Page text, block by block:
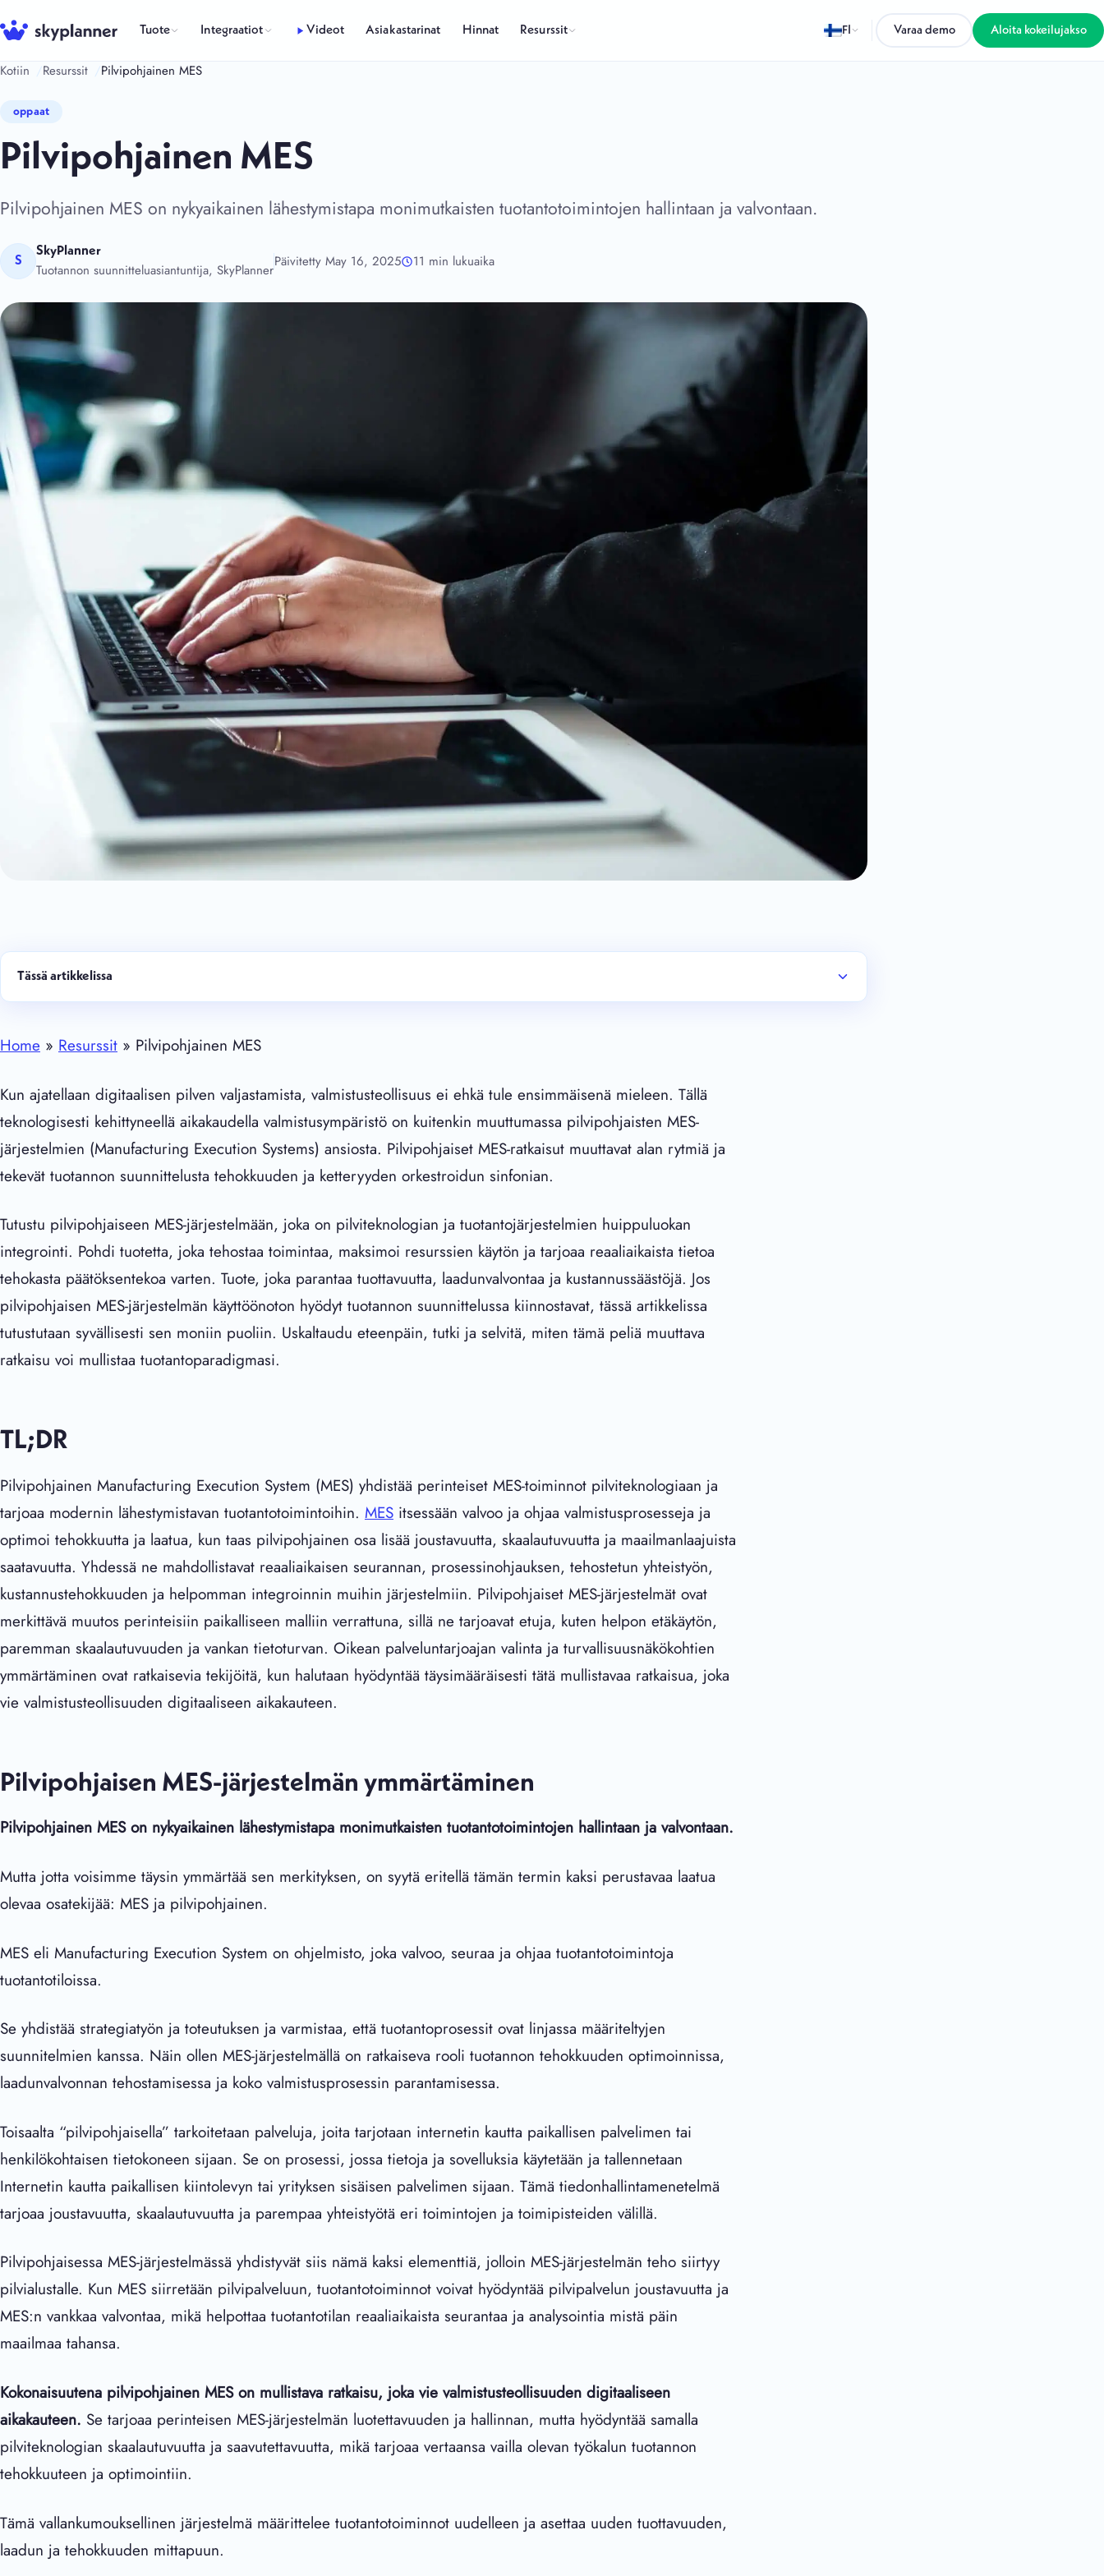
sisältöön
Tuote Integraatiot Videot Asiakastarinat Hinnat Resurssit FI Varaa demo Aloita kokeilujakso
Kotiin Resurssit Pilvipohjainen MES
oppaat
Pilvipohjainen MES
Pilvipohjainen MES on nykyaikainen lähestymistapa monimutkaisten tuotantotoimintojen hallintaan ja valvontaan.
S
SkyPlanner
Tuotannon suunnitteluasiantuntija, SkyPlannerPäivitetty May 16, 2025 11 min lukuaika
Tässä artikkelissa
Home » Resurssit » Pilvipohjainen MES
Kun ajatellaan digitaalisen pilven valjastamista, valmistusteollisuus ei ehkä tule ensimmäisenä mieleen. Tällä
teknologisesti kehittyneellä aikakaudella valmistusympäristö on kuitenkin muuttumassa pilvipohjaisten MES-
järjestelmien (Manufacturing Execution Systems) ansiosta. Pilvipohjaiset MES-ratkaisut muuttavat alan rytmiä ja
tekevät tuotannon suunnittelusta tehokkuuden ja ketteryyden orkestroidun sinfonian.
Tutustu pilvipohjaiseen MES-järjestelmään, joka on pilviteknologian ja tuotantojärjestelmien huippuluokan
integrointi. Pohdi tuotetta, joka tehostaa toimintaa, maksimoi resurssien käytön ja tarjoaa reaaliaikaista tietoa
tehokasta päätöksentekoa varten. Tuote, joka parantaa tuottavuutta, laadunvalvontaa ja kustannussäästöjä. Jos
pilvipohjaisen MES-järjestelmän käyttöönoton hyödyt tuotannon suunnittelussa kiinnostavat, tässä artikkelissa
tutustutaan syvällisesti sen moniin puoliin. Uskaltaudu eteenpäin, tutki ja selvitä, miten tämä peliä muuttava
ratkaisu voi mullistaa tuotantoparadigmasi.
TL;DR
Pilvipohjainen Manufacturing Execution System (MES) yhdistää perinteiset MES-toiminnot pilviteknologiaan ja
tarjoaa modernin lähestymistavan tuotantotoimintoihin. MES itsessään valvoo ja ohjaa valmistusprosesseja ja
optimoi tehokkuutta ja laatua, kun taas pilvipohjainen osa lisää joustavuutta, skaalautuvuutta ja maailmanlaajuista
saatavuutta. Yhdessä ne mahdollistavat reaaliaikaisen seurannan, prosessinohjauksen, tehostetun yhteistyön,
kustannustehokkuuden ja helpomman integroinnin muihin järjestelmiin. Pilvipohjaiset MES-järjestelmät ovat
merkittävä muutos perinteisiin paikalliseen malliin verrattuna, sillä ne tarjoavat etuja, kuten helpon etäkäytön,
paremman skaalautuvuuden ja vankan tietoturvan. Oikean palveluntarjoajan valinta ja turvallisuusnäkökohtien
ymmärtäminen ovat ratkaisevia tekijöitä, kun halutaan hyödyntää täysimääräisesti tätä mullistavaa ratkaisua, joka
vie valmistusteollisuuden digitaaliseen aikakauteen.
Pilvipohjaisen MES-järjestelmän ymmärtäminen
Pilvipohjainen MES on nykyaikainen lähestymistapa monimutkaisten tuotantotoimintojen hallintaan ja valvontaan.
Mutta jotta voisimme täysin ymmärtää sen merkityksen, on syytä eritellä tämän termin kaksi perustavaa laatua
olevaa osatekijää: MES ja pilvipohjainen.
MES eli Manufacturing Execution System on ohjelmisto, joka valvoo, seuraa ja ohjaa tuotantotoimintoja
tuotantotiloissa.
Se yhdistää strategiatyön ja toteutuksen ja varmistaa, että tuotantoprosessit ovat linjassa määriteltyjen
suunnitelmien kanssa. Näin ollen MES-järjestelmällä on ratkaiseva rooli tuotannon tehokkuuden optimoinnissa,
laadunvalvonnan tehostamisessa ja koko valmistusprosessin parantamisessa.
Toisaalta “pilvipohjaisella” tarkoitetaan palveluja, joita tarjotaan internetin kautta paikallisen palvelimen tai
henkilökohtaisen tietokoneen sijaan. Se on prosessi, jossa tietoja ja sovelluksia käytetään ja tallennetaan
Internetin kautta paikallisen kiintolevyn tai yrityksen sisäisen palvelimen sijaan. Tämä tiedonhallintamenetelmä
tarjoaa joustavuutta, skaalautuvuutta ja parempaa yhteistyötä eri toimintojen ja toimipisteiden välillä.
Pilvipohjaisessa MES-järjestelmässä yhdistyvät siis nämä kaksi elementtiä, jolloin MES-järjestelmän teho siirtyy
pilvialustalle. Kun MES siirretään pilvipalveluun, tuotantotoiminnot voivat hyödyntää pilvipalvelun joustavuutta ja
MES:n vankkaa valvontaa, mikä helpottaa tuotantotilan reaaliaikaista seurantaa ja analysointia mistä päin
maailmaa tahansa.
Kokonaisuutena pilvipohjainen MES on mullistava ratkaisu, joka vie valmistusteollisuuden digitaaliseen
aikakauteen. Se tarjoaa perinteisen MES-järjestelmän luotettavuuden ja hallinnan, mutta hyödyntää samalla
pilviteknologian skaalautuvuutta ja saavutettavuutta, mikä tarjoaa vertaansa vailla olevan työkalun tuotannon
tehokkuuteen ja optimointiin.
Tämä vallankumouksellinen järjestelmä määrittelee tuotantotoiminnot uudelleen ja asettaa uuden tuottavuuden,
laadun ja tehokkuuden mittapuun.